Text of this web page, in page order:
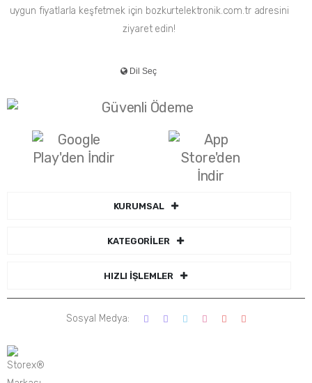
uygun fiyatlarla keşfetmek için bozkurtelektronik.com.tr adresini
ziyaret edin!
KURUMSAL
KATEGORİLER
HIZLI İŞLEMLER
Sosyal Medya: